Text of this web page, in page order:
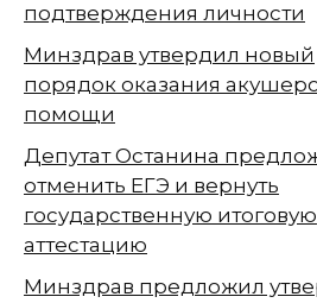
подтверждения личности
Минздрав утвердил новый
порядок оказания
помощи
Депутат Останина
отменить ЕГЭ и вернуть
государственную итоговую
аттестацию
Минздрав предложил